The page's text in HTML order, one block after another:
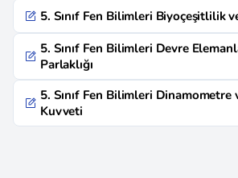
5. Sınıf Fen Bilimleri Biyoçeşitlilik
5. Sınıf Fen Bilimleri Devre
Parlaklığı
5. Sınıf Fen Bilimleri Dinamometre
Kuvveti